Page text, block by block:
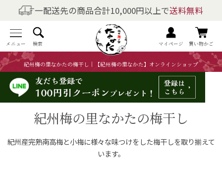
一配送先の商品合計10,000円以上で送料無料
メニュー 検索 マイページ 買い物かご
紀州梅の里なかたの梅干し｜【紀州梅の里なかた】オンラインショップ
商品を探す
全商品一覧
梅干しの商品一覧
梅酒の商品一覧
梅製品・その他の商品一覧
紀州梅の里なかたの梅干し
紀州産完熟南高梅と小梅に様々な味つけをした梅干しを取り揃えて
います。